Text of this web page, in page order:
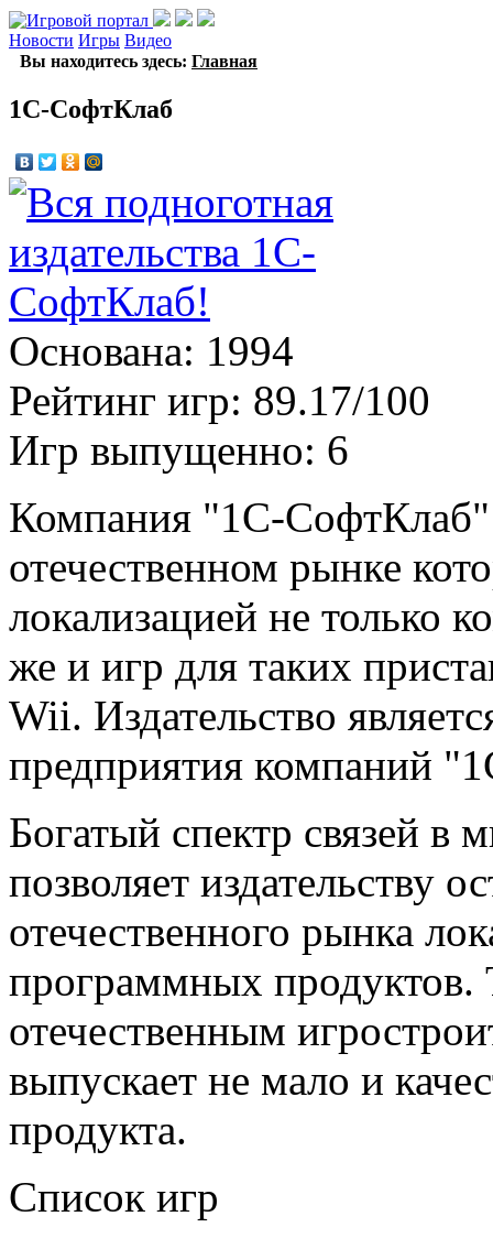
Новости Игры Видео
Вы находитесь здесь: Главная
1С-СофтКлаб
Основана: 1994
Рейтинг игр: 89.17/100
Игр выпущенно: 6
Компания "1С-СофтКлаб"
отечественном рынке
локализацией не только
же и игр для таких
Wii. Издательство
предприятия компаний
Богатый спектр связей в
позволяет издательству
отечественного рынка
программных продуктов.
отечественным
выпускает не мало и
продукта.
Список игр